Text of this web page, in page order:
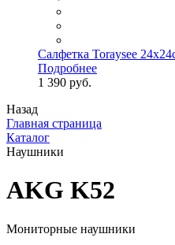
Салфетка Toraysee
Подробнее
1 390 руб.
Назад
Главная страница
Каталог
Наушники
AKG K52
Мониторные наушники